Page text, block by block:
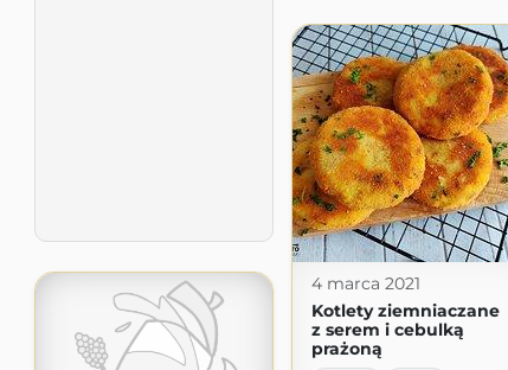
4 marca 2021
Kotlety ziemniaczane
z serem i cebulką
prażoną